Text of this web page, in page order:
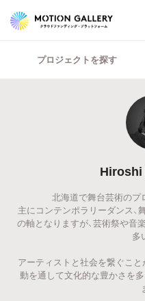
プロジェクトを探す
北海道で舞台芸術のプ
主にコンテンポラリーダンス
の軸となりますが、芸術祭や音
多
アーティストと社会を繋ぐこ
動を通して文化的な豊かさを